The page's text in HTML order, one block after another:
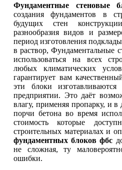
Фундаментные стеновые
создания фундаментов в
будущих стен
разнообразия видов и
период изготовления
в раствор, Фундаментальные
использоваться на всех
любых климатических
гарантирует вам
эти блоки
предприятии. Это даёт
влагу, применяя пропарку, и
порчи бетона во время
стоимость которые
строительных материалах и
фундаментных блоков фбс
не сложная, ту
ошибки.